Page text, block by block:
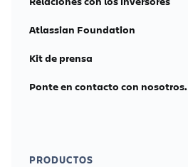
Atlassian Foundation
Kit de prensa
Ponte en contacto con nosotros.
PRODUCTOS